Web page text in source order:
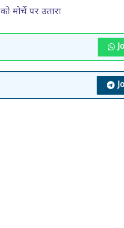
मोर्चे पर उतारा